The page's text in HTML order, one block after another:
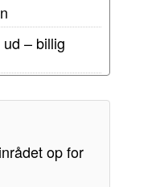
– billig